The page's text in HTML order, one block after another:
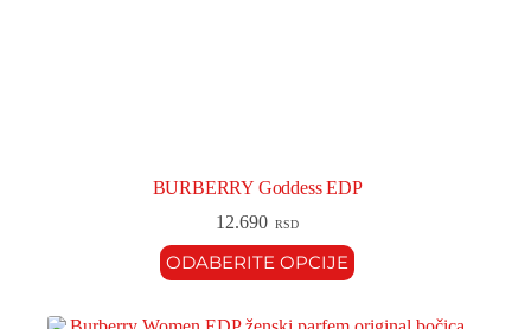
BURBERRY Goddess EDP
12.690 RSD
ODABERITE OPCIJE